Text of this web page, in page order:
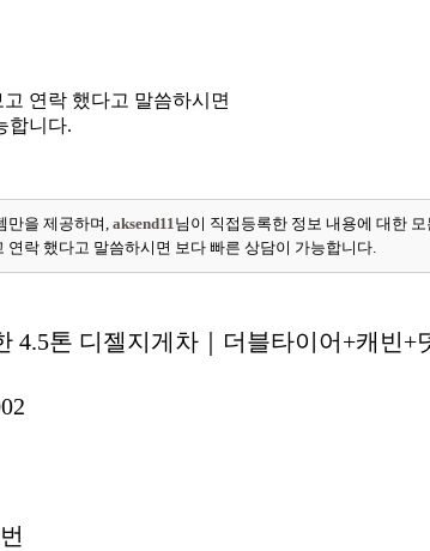
고 연락 했다고 말씀하시면
합니다.
만을 제공하며, aksend11 님이 직접등록한 정보 내용에 대한 모
연락 했다고 말씀하시면 보다 빠른 상담이 가능합니다.
4.5톤 디젤지게차｜더블타이어+캐빈+